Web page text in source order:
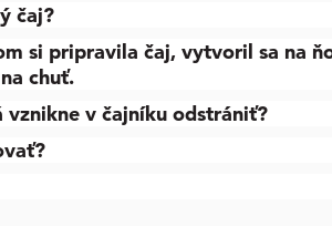
čaj?
si pripravila čaj, vytvoril sa na
chuť.
vznikne v čajníku odstrániť?